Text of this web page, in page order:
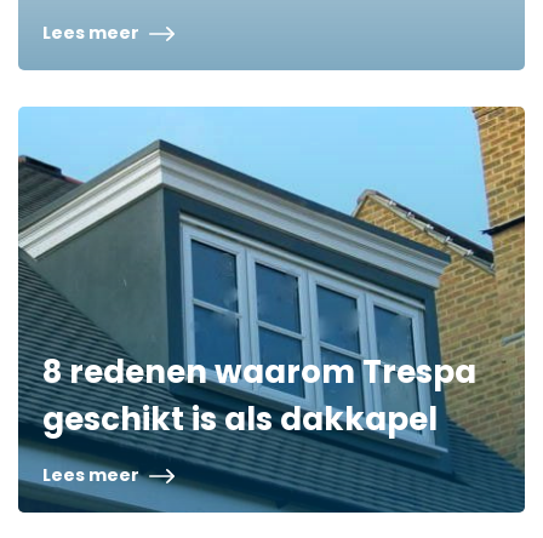
Lees meer
8 redenen waarom Trespa
geschikt is als dakkapel
Lees meer